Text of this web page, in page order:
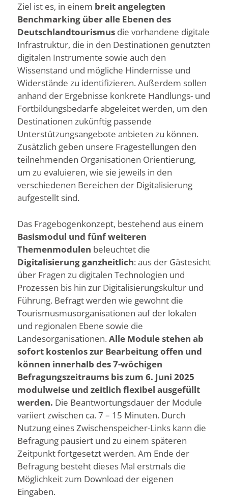
Ziel ist es, in einem breit angelegten
Benchmarking über alle Ebenen des
Deutschlandtourismus die vorhandene digitale
Infrastruktur, die in den Destinationen genutzten
digitalen Instrumente sowie auch den
Wissenstand und mögliche Hindernisse und
Widerstände zu identifizieren. Außerdem sollen
anhand der Ergebnisse konkrete Handlungs- und
Fortbildungsbedarfe abgeleitet werden, um den
Destinationen zukünftig passende
Unterstützungsangebote anbieten zu können.
Zusätzlich geben unsere Fragestellungen den
teilnehmenden Organisationen Orientierung,
um zu evaluieren, wie sie jeweils in den
verschiedenen Bereichen der Digitalisierung
aufgestellt sind.
Das Fragebogenkonzept, bestehend aus einem
Basismodul und fünf weiteren
Themenmodulen beleuchtet die
Digitalisierung ganzheitlich: aus der Gästesicht
über Fragen zu digitalen Technologien und
Prozessen bis hin zur Digitalisierungskultur und
Führung. Befragt werden wie gewohnt die
Tourismusmusorganisationen auf der lokalen
und regionalen Ebene sowie die
Landesorganisationen. Alle Module stehen ab
sofort kostenlos zur Bearbeitung offen und
können innerhalb des 7-wöchigen
Befragungszeitraums bis zum 6. Juni 2025
modulweise und zeitlich flexibel ausgefüllt
werden. Die Beantwortungsdauer der Module
variiert zwischen ca. 7 – 15 Minuten. Durch
Nutzung eines Zwischenspeicher-Links kann die
Befragung pausiert und zu einem späteren
Zeitpunkt fortgesetzt werden. Am Ende der
Befragung besteht dieses Mal erstmals die
Möglichkeit zum Download der eigenen
Eingaben.